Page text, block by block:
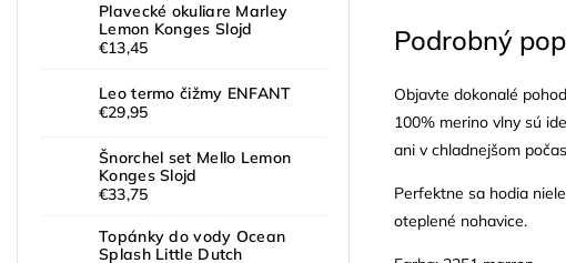
Plavecké okuliare Marley
Lemon Konges Slojd
€13,45
Leo termo čižmy ENFANT
€29,95
Šnorchel set Mello Lemon
Konges Slojd
€33,75
Topánky do vody Ocean
Splash Little Dutch
Podrobný
Objavte dokonalé
100% merino vlny sú
ani v chladnejšom
Perfektne sa hodia
oteplené nohavice.